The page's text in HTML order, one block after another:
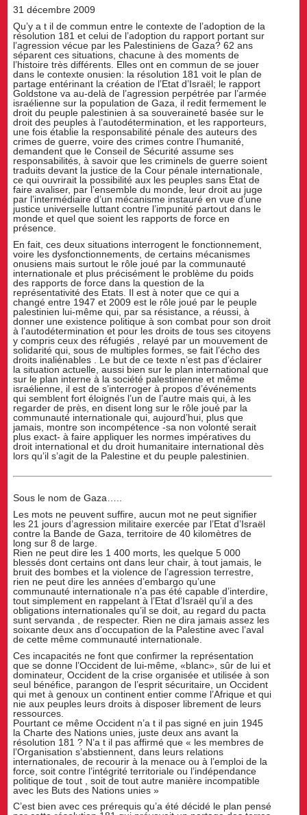
31 décembre 2009
Qu’y a t il de commun entre le contexte de l’adoption de la
résolution 181 et celui de l’adoption du rapport portant sur
l’agression vécue par les Palestiniens de Gaza? 62 ans
séparent ces situations, chacune à des moments de
l’histoire très différents. Elles ont en commun de se jouer
dans le contexte onusien: la résolution 181 voit le plan de
partage entérinant la création de l’Etat d’Israël; le rapport
Goldstone va au-delà de l’agression perpétrée par l’armée
israélienne sur la population de Gaza, il redit fermement le
droit du peuple palestinien à sa souveraineté basée sur le
droit des peuples à l’autodétermination, et les rapporteurs,
une fois établie la responsabilité pénale des auteurs des
crimes de guerre, voire des crimes contre l’humanité,
demandent que le Conseil de Sécurité assume ses
responsabilités, à savoir que les criminels de guerre soient
traduits devant la justice de la Cour pénale internationale,
ce qui ouvrirait la possibilité aux les peuples sans Etat de
faire avaliser, par l’ensemble du monde, leur droit au juge
par l’intermédiaire d’un mécanisme instauré en vue d’une
justice universelle luttant contre l’impunité partout dans le
monde et quel que soient les rapports de force en
présence.
En fait, ces deux situations interrogent le fonctionnement,
voire les dysfonctionnements, de certains mécanismes
onusiens mais surtout le rôle joué par la communauté
internationale et plus précisément le problème du poids
des rapports de force dans la question de la
représentativité des Etats. Il est à noter que ce qui a
changé entre 1947 et 2009 est le rôle joué par le peuple
palestinien lui-même qui, par sa résistance, a réussi, à
donner une existence politique à son combat pour son droit
à l’autodétermination et pour les droits de tous ses citoyens
y compris ceux des réfugiés , relayé par un mouvement de
solidarité qui, sous de multiples formes, se fait l’écho des
droits inaliénables . Le but de ce texte n’est pas d’éclairer
la situation actuelle, aussi bien sur le plan international que
sur le plan interne à la société palestinienne et même
israélienne, il est de s’interroger à propos d’événements
qui semblent fort éloignés l’un de l’autre mais qui, à les
regarder de près, en disent long sur le rôle joué par la
communauté internationale qui, aujourd’hui, plus que
jamais, montre son incompétence -sa non volonté serait
plus exact- à faire appliquer les normes impératives du
droit international et du droit humanitaire international dès
lors qu’il s’agit de la Palestine et du peuple palestinien.
Sous le nom de Gaza…..
Les mots ne peuvent suffire, aucun mot ne peut signifier
les 21 jours d’agression militaire exercée par l’Etat d’Israël
contre la Bande de Gaza, territoire de 40 kilomètres de
long sur 8 de large.
Rien ne peut dire les 1 400 morts, les quelque 5 000
blessés dont certains ont dans leur chair, à tout jamais, le
bruit des bombes et la violence de l’agression terrestre,
rien ne peut dire les années d’embargo qu’une
communauté internationale n’a pas été capable d’interdire,
tout simplement en rappelant à l’Etat d’Israël qu’il a des
obligations internationales qu’il se doit, au regard du pacta
sunt servanda , de respecter. Rien ne dira jamais assez les
soixante deux ans d’occupation de la Palestine avec l’aval
de cette même communauté internationale.
Ces incapacités ne font que confirmer la représentation
que se donne l’Occident de lui-même, «blanc», sûr de lui et
dominateur, Occident de la crise organisée et utilisée à son
seul bénéfice, parangon de l’esprit sécuritaire, un Occident
qui met à genoux un continent entier comme l’Afrique et qui
nie aux peuples leurs droits à disposer librement de leurs
ressources.
Pourtant ce même Occident n’a t il pas signé en juin 1945
la Charte des Nations unies, juste deux ans avant la
résolution 181 ? N’a t il pas affirmé que « les membres de
l’Organisation s’abstiennent, dans leurs relations
internationales, de recourir à la menace ou à l’emploi de la
force, soit contre l’intégrité territoriale ou l’indépendance
politique de tout , soit de tout autre manière incompatible
avec les Buts des Nations unies »
C’est bien avec ces prérequis qu’a été décidé le plan pensé